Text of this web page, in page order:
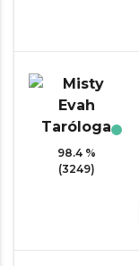
98.4 %
(3249)